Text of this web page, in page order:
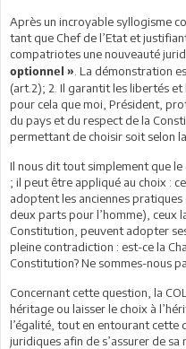
Après un incroyable syllogisme
tant que Chef de l’Etat et
compatriotes une nouveauté
optionnel » . La démonstration
(art.2); 2. Il garantit les libertés et
pour cela que moi, Président,
du pays et du respect de la
permettant de choisir soit selon
Il nous dit tout simplement que
; il peut être appliqué au choix :
adoptent les anciennes
deux parts pour l’homme), ceux
Constitution, peuvent adopter
pleine contradiction : est-ce la
Constitution? Ne sommes-nous
Concernant cette question, la
héritage ou laisser le choix à
l’égalité, tout en entourant cette
juridiques afin de s’assurer de sa